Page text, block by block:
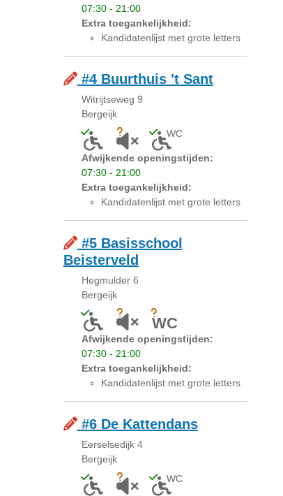
07:30 - 21:00
Extra toegankelijkheid:
Kandidatenlijst met grote letters
#4 Buurthuis 't Sant
Witrijtseweg 9
Bergeijk
Toegankelijk voor mensen met een
Onbekend of akoestiek niet
WC
Afwijkende openingstijden:
07:30 - 21:00
Extra toegankelijkheid:
Kandidatenlijst met grote letters
#5 Basisschool
Beisterveld
Hegmulder 6
Bergeijk
Toegankelijk voor mensen met een
Onbekend of akoestiek niet
WCOnbekend of er een
Afwijkende openingstijden:
07:30 - 21:00
Extra toegankelijkheid:
Kandidatenlijst met grote letters
#6 De Kattendans
Eerselsedijk 4
Bergeijk
Toegankelijk voor mensen met een
Onbekend of akoestiek niet
WC